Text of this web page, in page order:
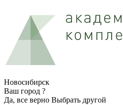
Новосибирск
Ваш город ?
Да, все верно Выбрать другой